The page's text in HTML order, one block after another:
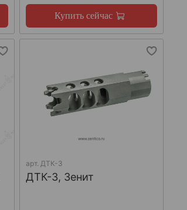
Купить сейчас
арт. ДТК-3
ДТК-3, Зенит